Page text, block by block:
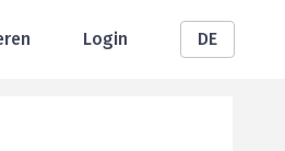
Login DE